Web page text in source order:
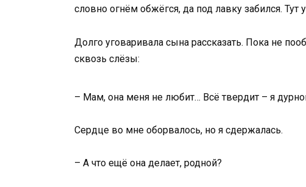
словно огнём обжёгся, да под лавку забился.
Долго уговаривала сына рассказать. Пока не
сквозь слёзы:
– Мам, она меня не любит… Всё твердит – я
Сердце во мне оборвалось, но я сдержалась.
– А что ещё она делает, родной?